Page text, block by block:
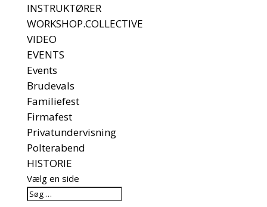
INSTRUKTØRER
WORKSHOP.COLLECTIVE
VIDEO
EVENTS
Events
Brudevals
Familiefest
Firmafest
Privatundervisning
Polterabend
HISTORIE
Vælg en side